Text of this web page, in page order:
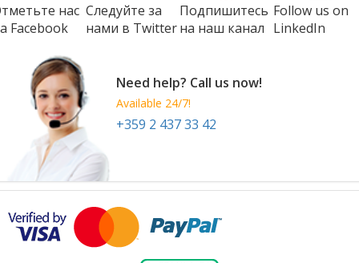
нас
Faсеbook
Следуйте за
нами в Twitter
Подпишитесь
на наш канал
Follow us on
LinkedIn
Need help? Call us now!
Available 24/7!
+359 2 437 33 42